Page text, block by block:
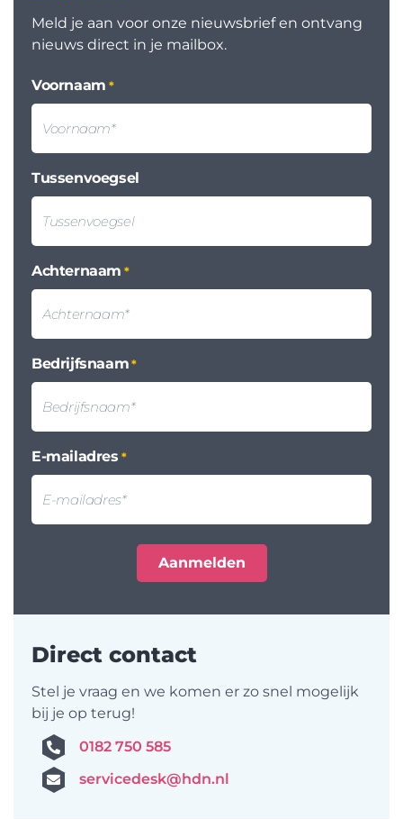
Meld je aan voor onze nieuwsbrief en ontvang
nieuws direct in je mailbox.
Voornaam *
Tussenvoegsel
Achternaam *
Bedrijfsnaam *
E-mailadres *
Direct contact
Stel je vraag en we komen er zo snel mogelijk
bij je op terug!
0182 750 585
servicedesk@hdn.nl